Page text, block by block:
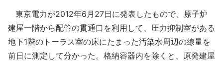
東京電力が2012年6月27日に発表したもので、原子炉
建屋一階から配管の貫通口を利用して、圧力抑制室がある
地下1階のトーラス室の床にたまった汚染水周辺の線量を
前日に測定して分かった。格納容器内を除くと、原発建屋